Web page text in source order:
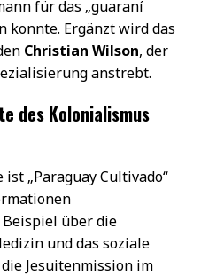
für das „guaraní
konnte. Ergänzt wird das
Christian Wilson, der
anstrebt.
des Kolonialismus
„Paraguay Cultivado“
über die
und das soziale
Jesuitenmission im